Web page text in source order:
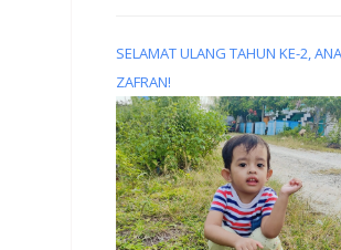
SELAMAT ULANG TAHUN KE-2,
ZAFRAN!